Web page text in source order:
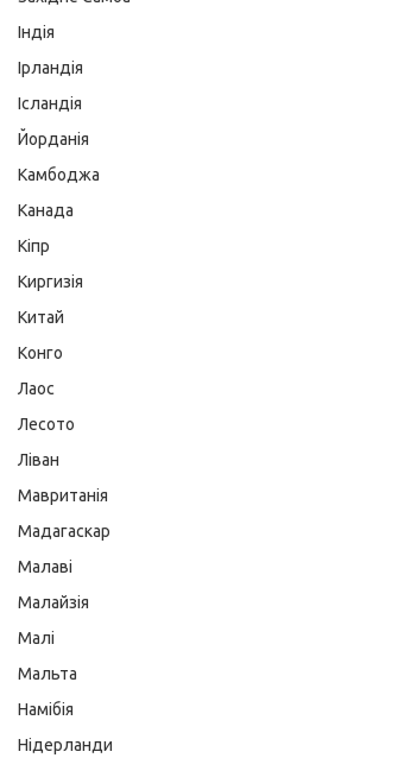
Індія
Ірландія
Ісландія
Йорданія
Камбоджа
Канада
Кіпр
Киргизія
Китай
Конго
Лаос
Лесото
Ліван
Мавританія
Мадагаскар
Малаві
Малайзія
Малі
Мальта
Намібія
Нідерланди